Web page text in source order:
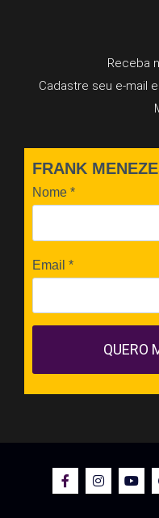
Receba
Cadastre seu e-mail
FRANK
Nome *
Email *
QUERO